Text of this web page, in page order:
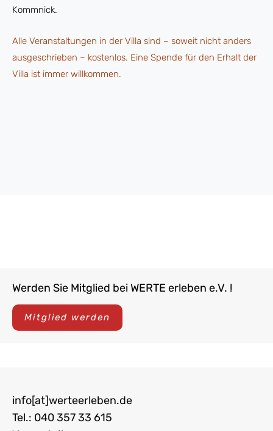
Kommnick.
Alle Veranstaltungen in der Villa sind – soweit nicht anders
ausgeschrieben – kostenlos. Eine Spende für den Erhalt der
Villa ist immer willkommen.
Werden Sie Mitglied bei WERTE erleben e.V. !
Mitglied werden
info[at]werteerleben.de
Tel.: 040 357 33 615